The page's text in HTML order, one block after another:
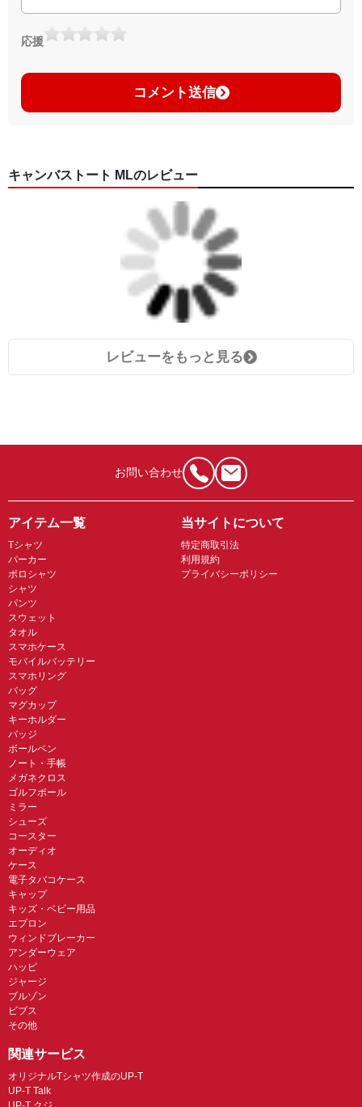
応援
コメント送信
キャンバストート MLのレビュー
レビューをもっと見る
お問い合わせ
アイテム一覧
Tシャツ
パーカー
ポロシャツ
シャツ
パンツ
スウェット
タオル
スマホケース
モバイルバッテリー
スマホリング
バッグ
マグカップ
キーホルダー
バッジ
ボールペン
ノート・手帳
メガネクロス
ゴルフボール
ミラー
シューズ
コースター
オーディオ
ケース
電子タバコケース
キャップ
キッズ・ベビー用品
エプロン
ウィンドブレーカー
アンダーウェア
ハッピ
ジャージ
ブルゾン
ビブス
その他
当サイトについて
特定商取引法
利用規約
プライバシーポリシー
関連サービス
オリジナルTシャツ作成のUP-T
UP-T Talk